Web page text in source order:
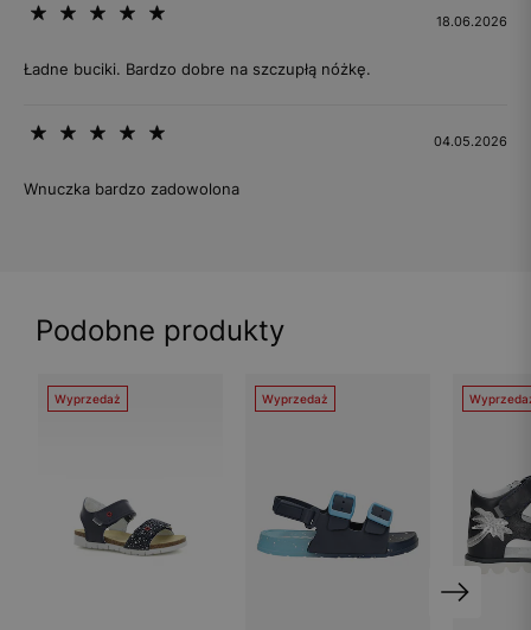
18.06.2026
Ładne buciki. Bardzo dobre na szczupłą nóżkę.
04.05.2026
Wnuczka bardzo zadowolona
Podobne produkty
Wyprzedaż Wyprzedaż